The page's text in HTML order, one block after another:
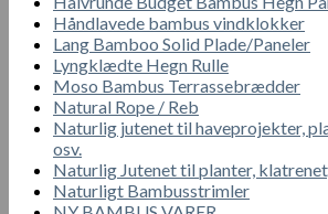
Håndlavede bambus vindklokker
Lang Bamboo Solid Plade/Paneler
Lyngklædte Hegn Rulle
Moso Bambus Terrassebrædder
Natural Rope / Reb
Naturlig jutenet til haveprojekter,
osv.
Naturlig Jutenet til planter,
Naturligt Bambusstrimler